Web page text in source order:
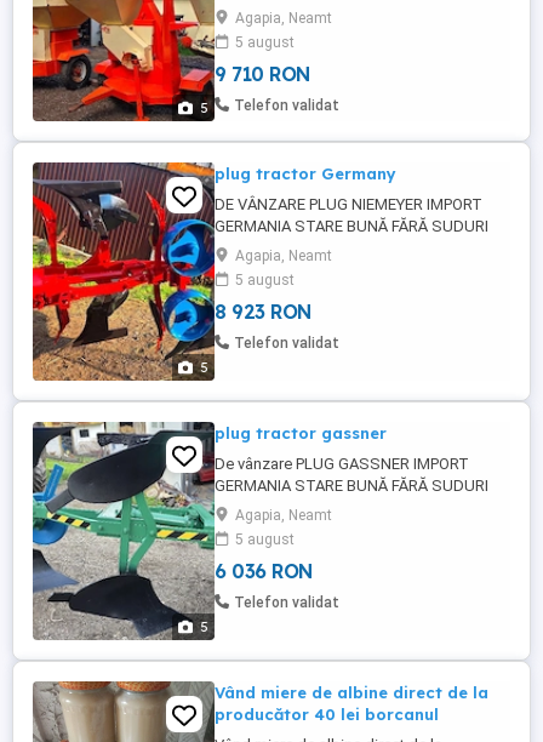
5
ORIGINALĂ FĂRĂ PROBLEME 4 SITE
FIECARE FĂRĂ INVESTIȚII PRERUPĂTOR
PT PORUMB CU TOTUL LA PRIZA
TRACTORULUI PREȚ 1850 BC TEL SAU pe
stoc 6 mori de la 550 la 1850
Agapia, Neamt
5 august
9 710 RON
Telefon validat
5
plug tractor Germany
DE VÂNZARE PLUG NIEMEYER IMPORT
GERMANIA STARE BUNĂ FĂRĂ SUDURI
FĂRĂ UZURI CORMANE BUNE
ANTITRUPIȚE ROȚI REVERSIBIL
HIDRAULIC CU CILINDRU 2 FURTUNE NU
NECESITĂ ÎNVESTIȚII GATA DE PUS LA
TREABĂ PE STOC ȘI ALTE MODELE PREȚ
Agapia, Neamt
5 august
8 923 RON
Telefon validat
5
plug tractor gassner
De vânzare PLUG GASSNER IMPORT
GERMANIA STARE BUNĂ FĂRĂ SUDURI
REVERSARE USOARĂ LA RIDICAREA
TIRANȚILOR CORMANE BUNE CUȚITE
BUNE ROATĂ COPIERE GATA DE PUS ÎN
BRAZDĂ PREȚ 1150 PE STOC ȘI ALTE
MODELE TEL
Agapia, Neamt
5 august
6 036 RON
Telefon validat
Vând miere de albine direct de la
producător 40 lei borcanul